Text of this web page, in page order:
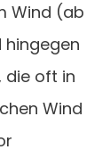
Wind (ab
hingegen
die oft in
Wind